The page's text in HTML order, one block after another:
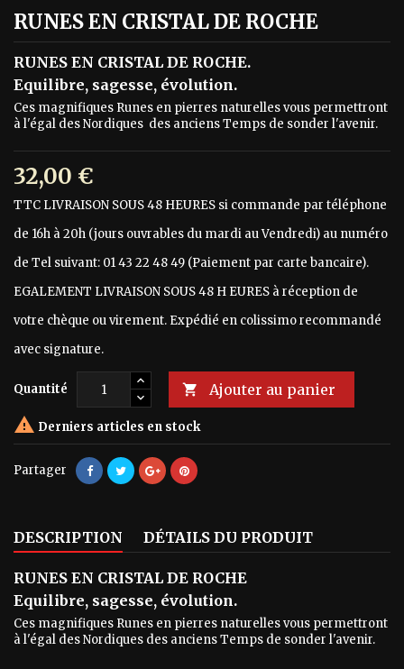
RUNES EN CRISTAL DE ROCHE
RUNES EN CRISTAL DE ROCHE.
Equilibre, sagesse, évolution.
Ces magnifiques Runes en pierres naturelles vous permettront
à l'égal des Nordiques des anciens Temps de sonder l'avenir.
32,00 €
TTC LIVRAISON SOUS 48 HEURES si commande par téléphone
de 16h à 20h (jours ouvrables du mardi au Vendredi) au numéro
de Tel suivant: 01 43 22 48 49 (Paiement par carte bancaire).
EGALEMENT LIVRAISON SOUS 48 H EURES à réception de
votre chèque ou virement. Expédié en colissimo recommandé
avec signature.
Quantité  Ajouter au panier
 Derniers articles en stock
Partager
DESCRIPTION DÉTAILS DU PRODUIT
RUNES EN CRISTAL DE ROCHE
Equilibre, sagesse, évolution.
Ces magnifiques Runes en pierres naturelles vous permettront
à l'égal des Nordiques des anciens Temps de sonder l'avenir.